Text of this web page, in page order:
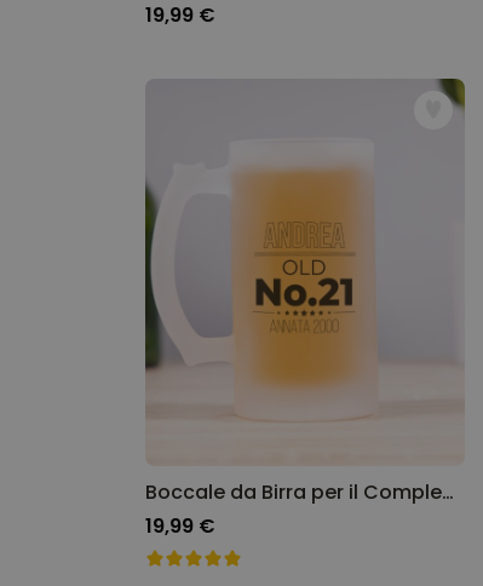
19,99 €
Boccale da Birra per il Compleanno
19,99 €